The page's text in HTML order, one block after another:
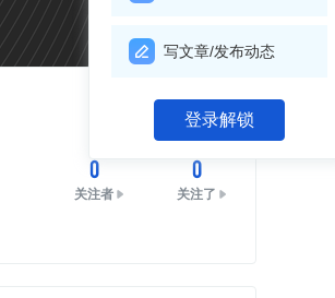
写文章/发布动态
登录解锁
关注
0
关注者
0
关注了